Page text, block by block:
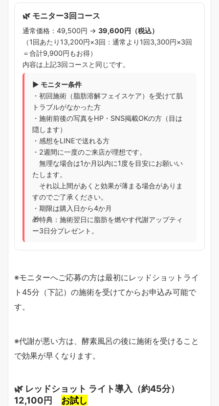
🌿 モニター3回コース
通常価格：49,500円 → 39,600円（税込）
（1回あたり13,200円×3回：通常より1回3,300円×3回
＝合計9,900円もお得）
内容は上記3回コースと同じです。
▶ モニター条件
・初回施術（脂肪溶解フェイスケア）を受けて肌
トラブルがなかった方
・施術前後の写真をHP・SNS掲載OKの方（目は
隠します）
・感想をLINEで送れる方
・2週間に一度のご来店が理想です。
無理な場合は1か月以内に1度を目安にお願いい
たします。
それ以上間があくと効果が薄まる場合がありま
すのでご了承ください。
・期限は購入日から4か月
🎁特典：施術翌日に脂肪を燃やす代謝アップティ
ー3日分プレゼント。
※モニターへご応募の方は最初にレッドショットライ
ト45分（下記）の施術を受けてからお申込み可能で
す。
※代謝が悪い方は、酵素風呂の後に施術を受けること
で効果が早くなります。
🌿 レッドショット ライト導入（約45分）
12,100円 お試し